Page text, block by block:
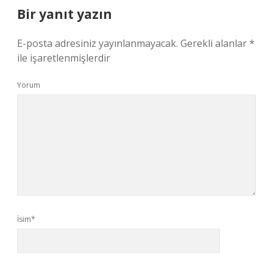
Bir yanıt yazın
E-posta adresiniz yayınlanmayacak. Gerekli alanlar*
ile işaretlenmişlerdir
Yorum
İsim*